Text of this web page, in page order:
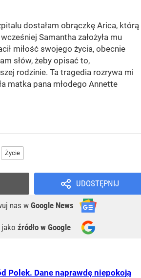
dostałam obrączkę Arica, którą
Samantha założyła mu
miłość swojego życia, obecnie
słów, żeby opisać to,
rodzinie. Ta tragedia rozrywa mi
matka pana młodego Annette
Życie
UDOSTĘPNIJ
nas w Google News
jako źródło w Google
Polek. Dane naprawdę niepokoją